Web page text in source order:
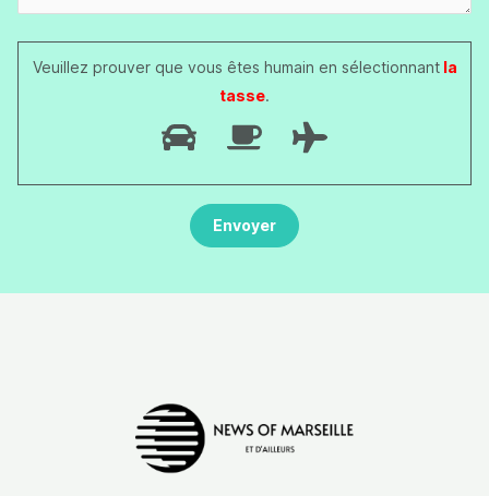
Veuillez prouver que vous êtes humain en sélectionnantla
tasse.